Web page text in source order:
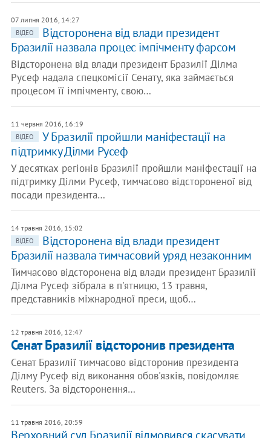
07 липня 2016, 14:27
ВІДЕО
Відсторонена від влади президент
Бразилії назвала процес імпічменту фарсом
Відсторонена від влади президент Бразилії Ділма
Русеф надала спецкомісії Сенату, яка займається
процесом її імпічменту, свою…
11 червня 2016, 16:19
ВІДЕО
У Бразилії пройшли маніфестації на
підтримку Ділми Русеф
У десятках регіонів Бразилії пройшли маніфестації на
підтримку Ділми Русеф, тимчасово відстороненої від
посади президента…
14 травня 2016, 15:02
ВІДЕО
Відсторонена від влади президент
Бразилії назвала тимчасовий уряд незаконним
Тимчасово відсторонена від влади президент Бразилії
Ділма Русеф зібрала в п'ятницю, 13 травня,
представників міжнародної преси, щоб…
12 травня 2016, 12:47
Сенат Бразилії відсторонив президента
Сенат Бразилії тимчасово відсторонив президента
Ділму Русеф від виконання обов'язків, повідомляє
Reuters. За відсторонення…
11 травня 2016, 20:59